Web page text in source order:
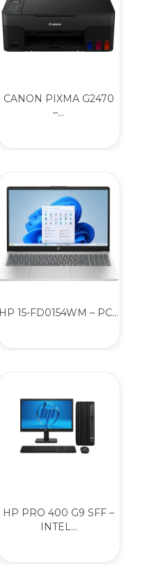
CANON PIXMA G2470
–...
HP 15-FD0154WM – PC...
HP PRO 400 G9 SFF –
INTEL...